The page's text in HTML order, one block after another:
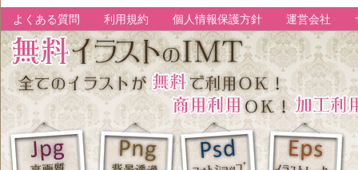
よくある質問 利用規約 個人情報保護方針 運営会社